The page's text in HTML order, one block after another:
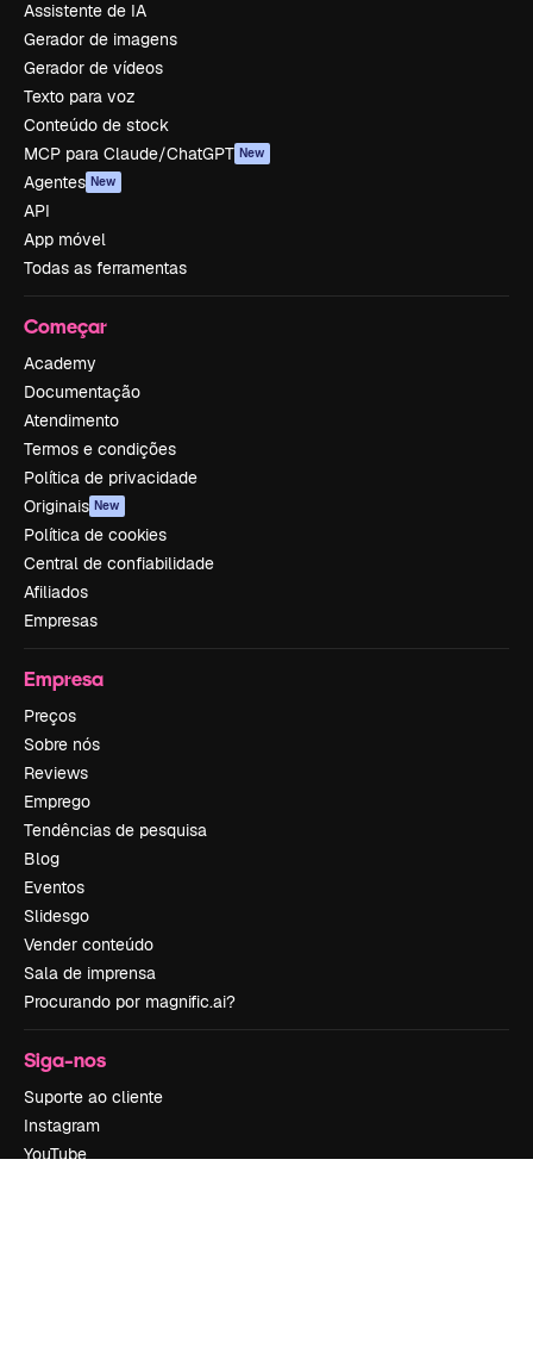
Assistente de IA
Gerador de imagens
Gerador de vídeos
Texto para voz
Conteúdo de stock
MCP para Claude/ChatGPT New
Agentes New
API
App móvel
Todas as ferramentas
Começar
Academy
Documentação
Atendimento
Termos e condições
Política de privacidade
Originais New
Política de cookies
Central de confiabilidade
Afiliados
Empresas
Empresa
Preços
Sobre nós
Reviews
Emprego
Tendências de pesquisa
Blog
Eventos
Slidesgo
Vender conteúdo
Sala de imprensa
Procurando por magnific.ai?
Siga-nos
Suporte ao cliente
Instagram
YouTube